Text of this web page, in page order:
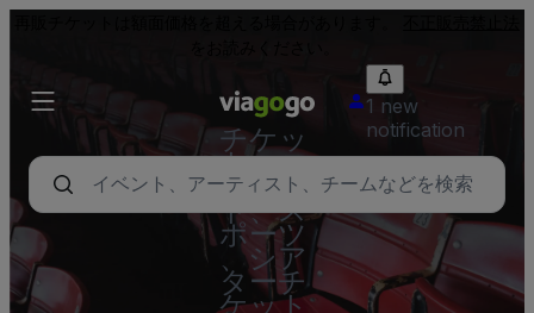
チケッ
ト - コ
ンサー
ト、ス
ポーツ
、シア
ターチ
ケット
1 new
notification